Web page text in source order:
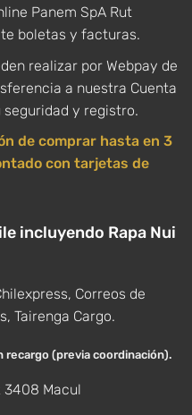
Panem SpA Rut
boletas y facturas.
realizar por Webpay de
a nuestra Cuenta
seguridad y registro.
de comprar hasta en 3
con tarjetas de
incluyendo Rapa Nui
Correos de
Tairenga Cargo.
recargo (previa coordinación).
3408 Macul